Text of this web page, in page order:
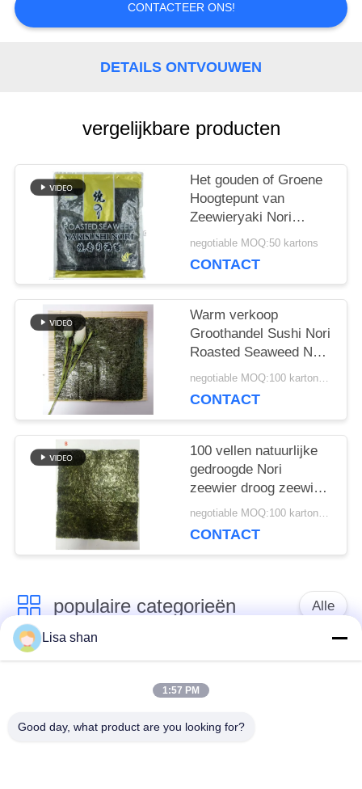
GEVALLEN
SITEMAP
PRIVACYBELEID
CONTACTEER ONS!
DETAILS ONTVOUWEN
vergelijkbare producten
Het gouden of Groene
Hoogtepunt van
Zeewieryaki Nori
100pcs - grootte
negotiable MOQ:50 kartons
CONTACT
Warm verkoop
Groothandel Sushi Nori
Roasted Seaweed Nori
Sheets
negotiable MOQ:100 kartonnen
CONTACT
100 vellen natuurlijke
gedroogde Nori
zeewier droog zeewier
sushi Nori
negotiable MOQ:100 kartonnen
CONTACT
populaire categorieën Alle
Japanse
broodcrumbs
Gehele het
Lisa shan
1:57 PM
Good day, what product are you looking for?